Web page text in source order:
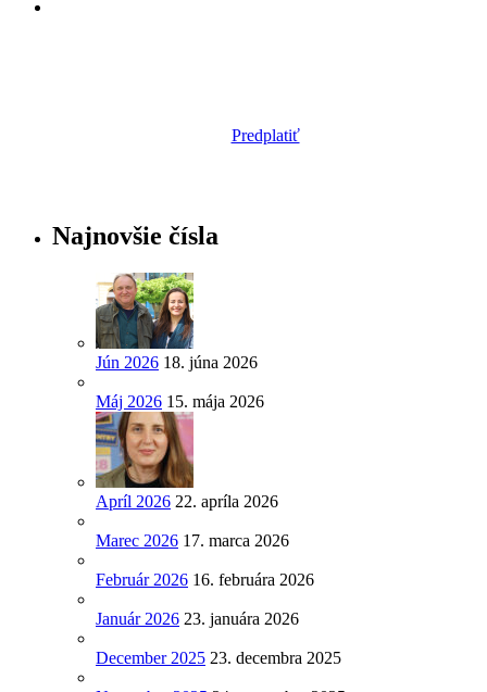
Predplatiť
Najnovšie čísla
Jún 2026 18. júna 2026
Máj 2026 15. mája 2026
Apríl 2026 22. apríla 2026
Marec 2026 17. marca 2026
Február 2026 16. februára 2026
Január 2026 23. januára 2026
December 2025 23. decembra 2025